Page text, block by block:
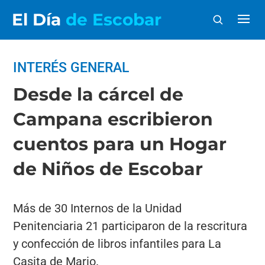
El Día de Escobar
INTERÉS GENERAL
Desde la cárcel de
Campana escribieron
cuentos para un Hogar
de Niños de Escobar
Más de 30 Internos de la Unidad
Penitenciaria 21 participaron de la rescritura
y confección de libros infantiles para La
Casita de Mario.